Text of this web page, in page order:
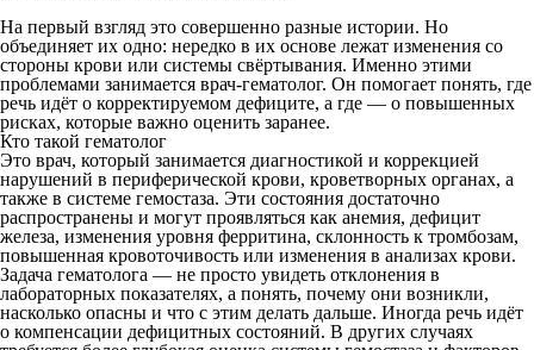
На первый взгляд это совершенно разные истории. Но
объединяет их одно: нередко в их основе лежат изменения со
стороны крови или системы свёртывания. Именно этими
проблемами занимается врач-гематолог. Он помогает понять, где
речь идёт о корректируемом дефиците, а где — о повышенных
рисках, которые важно оценить заранее.
Кто такой гематолог
Это врач, который занимается диагностикой и коррекцией
нарушений в периферической крови, кроветворных органах, а
также в системе гемостаза. Эти состояния достаточно
распространены и могут проявляться как анемия, дефицит
железа, изменения уровня ферритина, склонность к тромбозам,
повышенная кровоточивость или изменения в анализах крови.
Задача гематолога — не просто увидеть отклонения в
лабораторных показателях, а понять, почему они возникли,
насколько опасны и что с этим делать дальше. Иногда речь идёт
о компенсации дефицитных состояний. В других случаях